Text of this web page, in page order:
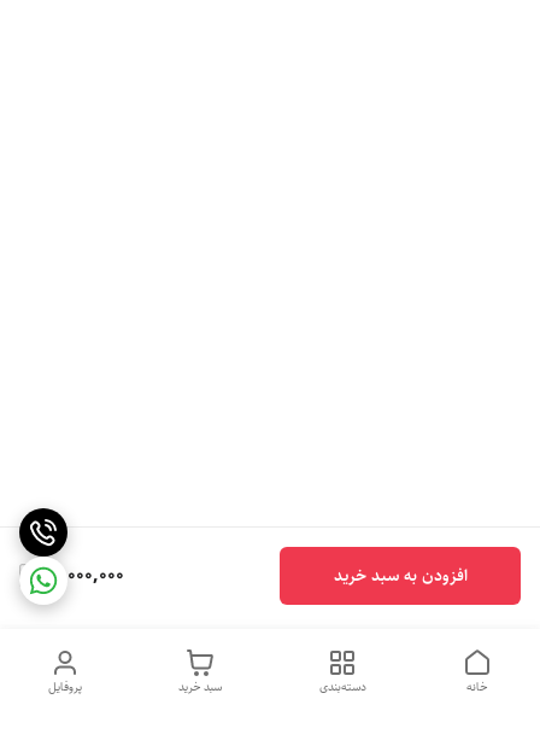
12,000,000 افزودن به سبد خرید
پروفایل سبد خرید دسته‌بندی خانه